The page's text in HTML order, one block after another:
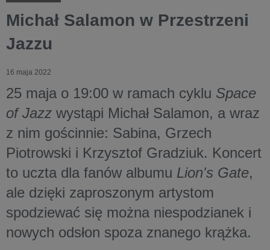
Michał Salamon w Przestrzeni
Jazzu
16 maja 2022
25 maja o 19:00 w ramach cyklu Space
of Jazz wystąpi Michał Salamon, a wraz
z nim gościnnie: Sabina, Grzech
Piotrowski i Krzysztof Gradziuk. Koncert
to uczta dla fanów albumu Lion's Gate,
ale dzięki zaproszonym artystom
spodziewać się można niespodzianek i
nowych odsłon spoza znanego krążka.